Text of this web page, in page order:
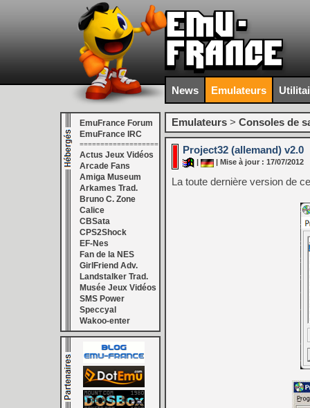
News Emulateurs
EmuFrance Forum
EmuFrance IRC
===================
Actus Jeux Vidéos
Arcade Fans
Amiga Museum
Arkames Trad.
Bruno C. Zone
Calice
CBSata
CPS2Shock
EF-Nes
Fan de la NES
GirlFriend Adv.
Landstalker Trad.
Musée Jeux Vidéos
SMS Power
Speccyal
Wakoo-enter
Emulateurs > Consoles de
Project32 (allemand) v2.0
| Mise à jour : 17/07/2012
La toute dernière version de